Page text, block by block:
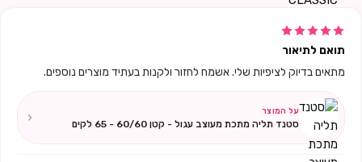
תואם לתיאור
מתאים בדיוק לציפיות שלי. אשמח לחזור ולקנות בעתיד מוצרים נוספים.
על המוצר
סטנד תליה מתכת מעוצב עגול - קטן 60/60 - 65 לקים